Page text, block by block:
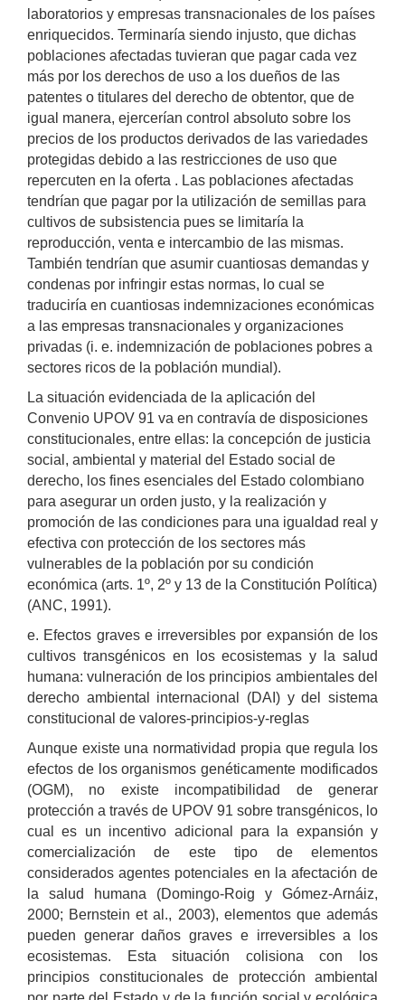
laboratorios y empresas transnacionales de los países
enriquecidos. Terminaría siendo injusto, que dichas
poblaciones afectadas tuvieran que pagar cada vez
más por los derechos de uso a los dueños de las
patentes o titulares del derecho de obtentor, que de
igual manera, ejercerían control absoluto sobre los
precios de los productos derivados de las variedades
protegidas debido a las restricciones de uso que
repercuten en la oferta . Las poblaciones afectadas
tendrían que pagar por la utilización de semillas para
cultivos de subsistencia pues se limitaría la
reproducción, venta e intercambio de las mismas.
También tendrían que asumir cuantiosas demandas y
condenas por infringir estas normas, lo cual se
traduciría en cuantiosas indemnizaciones económicas
a las empresas transnacionales y organizaciones
privadas (i. e. indemnización de poblaciones pobres a
sectores ricos de la población mundial).
La situación evidenciada de la aplicación del
Convenio UPOV 91 va en contravía de disposiciones
constitucionales, entre ellas: la concepción de justicia
social, ambiental y material del Estado social de
derecho, los fines esenciales del Estado colombiano
para asegurar un orden justo, y la realización y
promoción de las condiciones para una igualdad real y
efectiva con protección de los sectores más
vulnerables de la población por su condición
económica (arts. 1º, 2º y 13 de la Constitución Política)
(ANC, 1991).
e. Efectos graves e irreversibles por expansión de los
cultivos transgénicos en los ecosistemas y la salud
humana: vulneración de los principios ambientales del
derecho ambiental internacional (DAI) y del sistema
constitucional de valores-principios-y-reglas
Aunque existe una normatividad propia que regula los
efectos de los organismos genéticamente modificados
(OGM), no existe incompatibilidad de generar
protección a través de UPOV 91 sobre transgénicos, lo
cual es un incentivo adicional para la expansión y
comercialización de este tipo de elementos
considerados agentes potenciales en la afectación de
la salud humana (Domingo-Roig y Gómez-Arnáiz,
2000; Bernstein et al., 2003), elementos que además
pueden generar daños graves e irreversibles a los
ecosistemas. Esta situación colisiona con los
principios constitucionales de protección ambiental